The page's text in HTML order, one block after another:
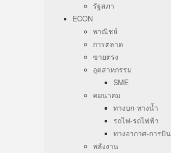
รัฐสภา
ECON
พาณิชย์
การตลาด
ขายตรง
อุตสาหกรรม
SME
คมนาคม
ทางบก-ทางน้ำ
รถไฟ-รถไฟฟ้า
ทางอากาศ-การบิน
พลังงาน